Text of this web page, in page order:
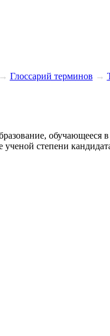
→ Глосcарий терминов →
обучающееся в
степени